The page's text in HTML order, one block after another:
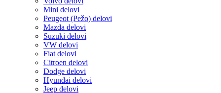
Mini delovi
Peugeot (Pežo) delovi
Mazda delovi
Suzuki delovi
VW delovi
Fiat delovi
Citroen delovi
Dodge delovi
Hyundai delovi
Jeep delovi